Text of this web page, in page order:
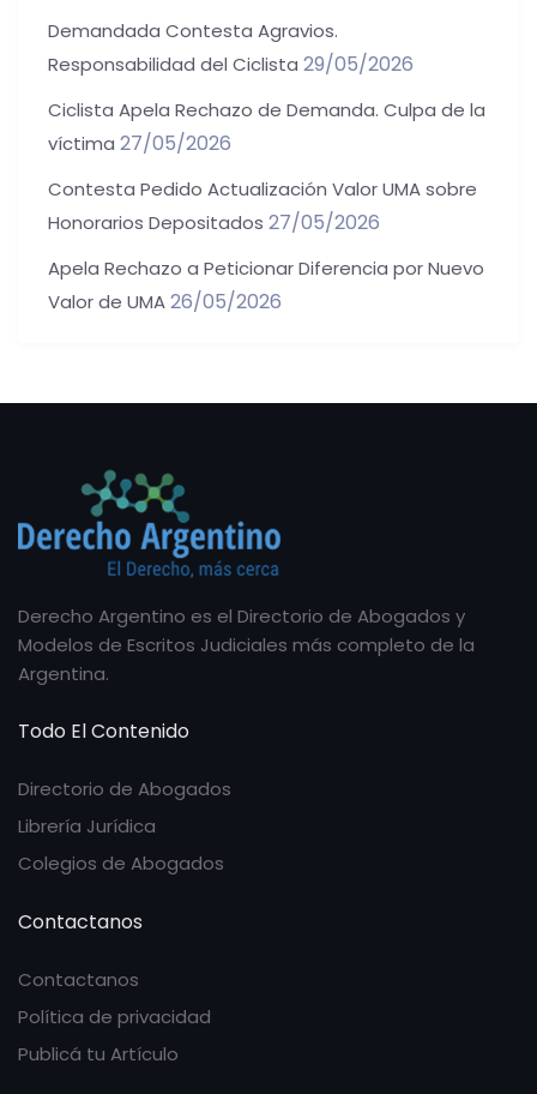
Demandada Contesta Agravios.
Responsabilidad del Ciclista 29/05/2026
Ciclista Apela Rechazo de Demanda. Culpa de la
víctima 27/05/2026
Contesta Pedido Actualización Valor UMA sobre
Honorarios Depositados 27/05/2026
Apela Rechazo a Peticionar Diferencia por Nuevo
Valor de UMA26/05/2026
Derecho Argentino es el Directorio de Abogados y
Modelos de Escritos Judiciales más completo de la
Argentina.
Todo El Contenido
Directorio de Abogados
Librería Jurídica
Colegios de Abogados
Contactanos
Contactanos
Política de privacidad
Publicá tu Artículo